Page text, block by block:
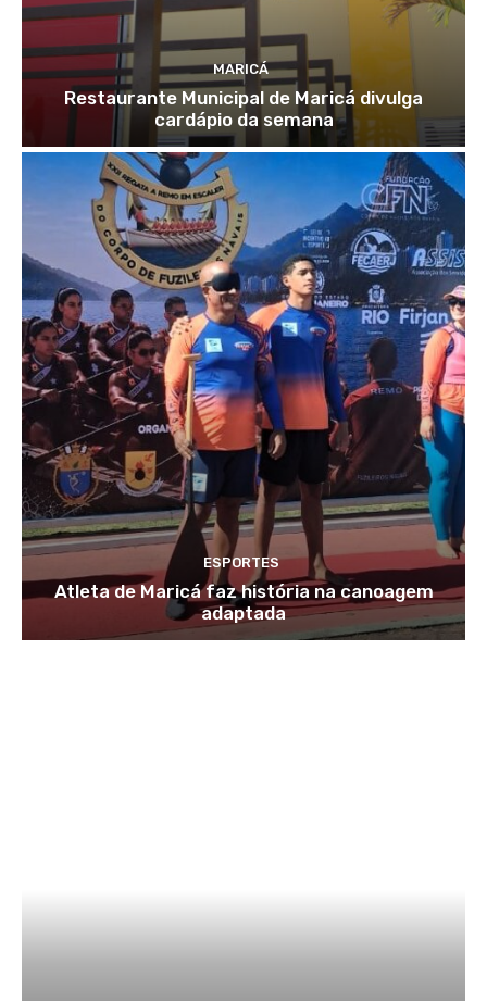
MARICÁ
Restaurante Municipal de Maricá divulga
cardápio da semana
ESPORTES
Atleta de Maricá faz história na canoagem
adaptada